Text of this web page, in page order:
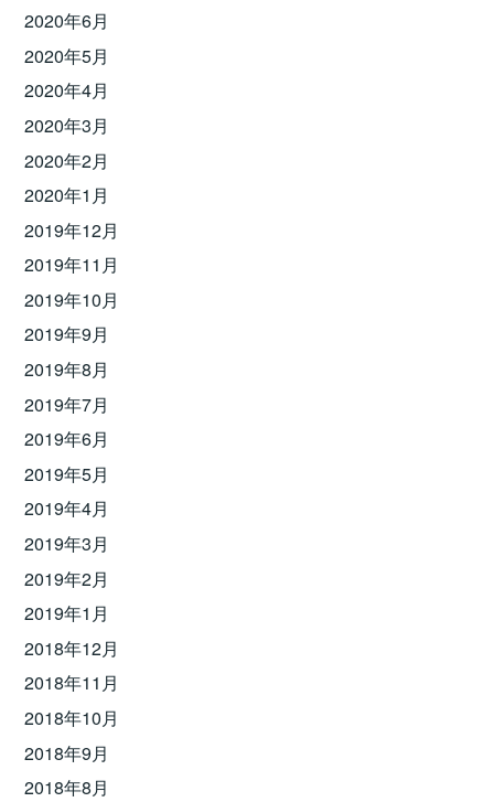
2020年6月
2020年5月
2020年4月
2020年3月
2020年2月
2020年1月
2019年12月
2019年11月
2019年10月
2019年9月
2019年8月
2019年7月
2019年6月
2019年5月
2019年4月
2019年3月
2019年2月
2019年1月
2018年12月
2018年11月
2018年10月
2018年9月
2018年8月